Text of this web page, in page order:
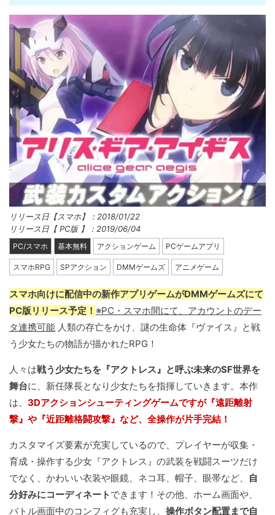
リリース日【スマホ】：2018/01/22
リリース日【 PC版 】：2019/06/04
PC/スマホ 基本無料 アクションゲーム PCゲームアプリ
スマホRPG SPアクション DMMゲームズ アニメゲーム
スマホ向けに配信中の新作アプリゲームがDMMゲームズにて
PC版リリース予定！ ※PC・スマホ間にて、アカウントのデー
タ連携可能 人類の存亡をかけ、謎の生命体『ヴァイス』と戦
う少女たちの物語が描かれたRPG！
人々は戦う少女たちを『アクトレス』と呼ぶ未来のSF世界を
舞台に、新任隊長となり少女たちを指揮していきます。本作
は、 3Dアクションシューティングゲームですが『遠距離射
撃』や『近距離格闘攻撃』など、全操作が片手完結！
カスタマイズ要素が充実しているので、プレイヤーが収集・
育成・操作する少女『アクトレス』の武装を戦闘スーツだけ
でなく、かわいい衣装や眼鏡、ネコ耳、帽子、眼帯など、
自
分好みにコーディネート できます！その他、ホーム画面や、
バトル画面中のコンフィグも充実し、 操作ボタン配置まで自